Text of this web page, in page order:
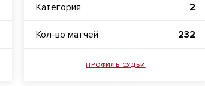
Категория 2
Кол-во матчей 232
ПРОФИЛЬ СУДЬИ